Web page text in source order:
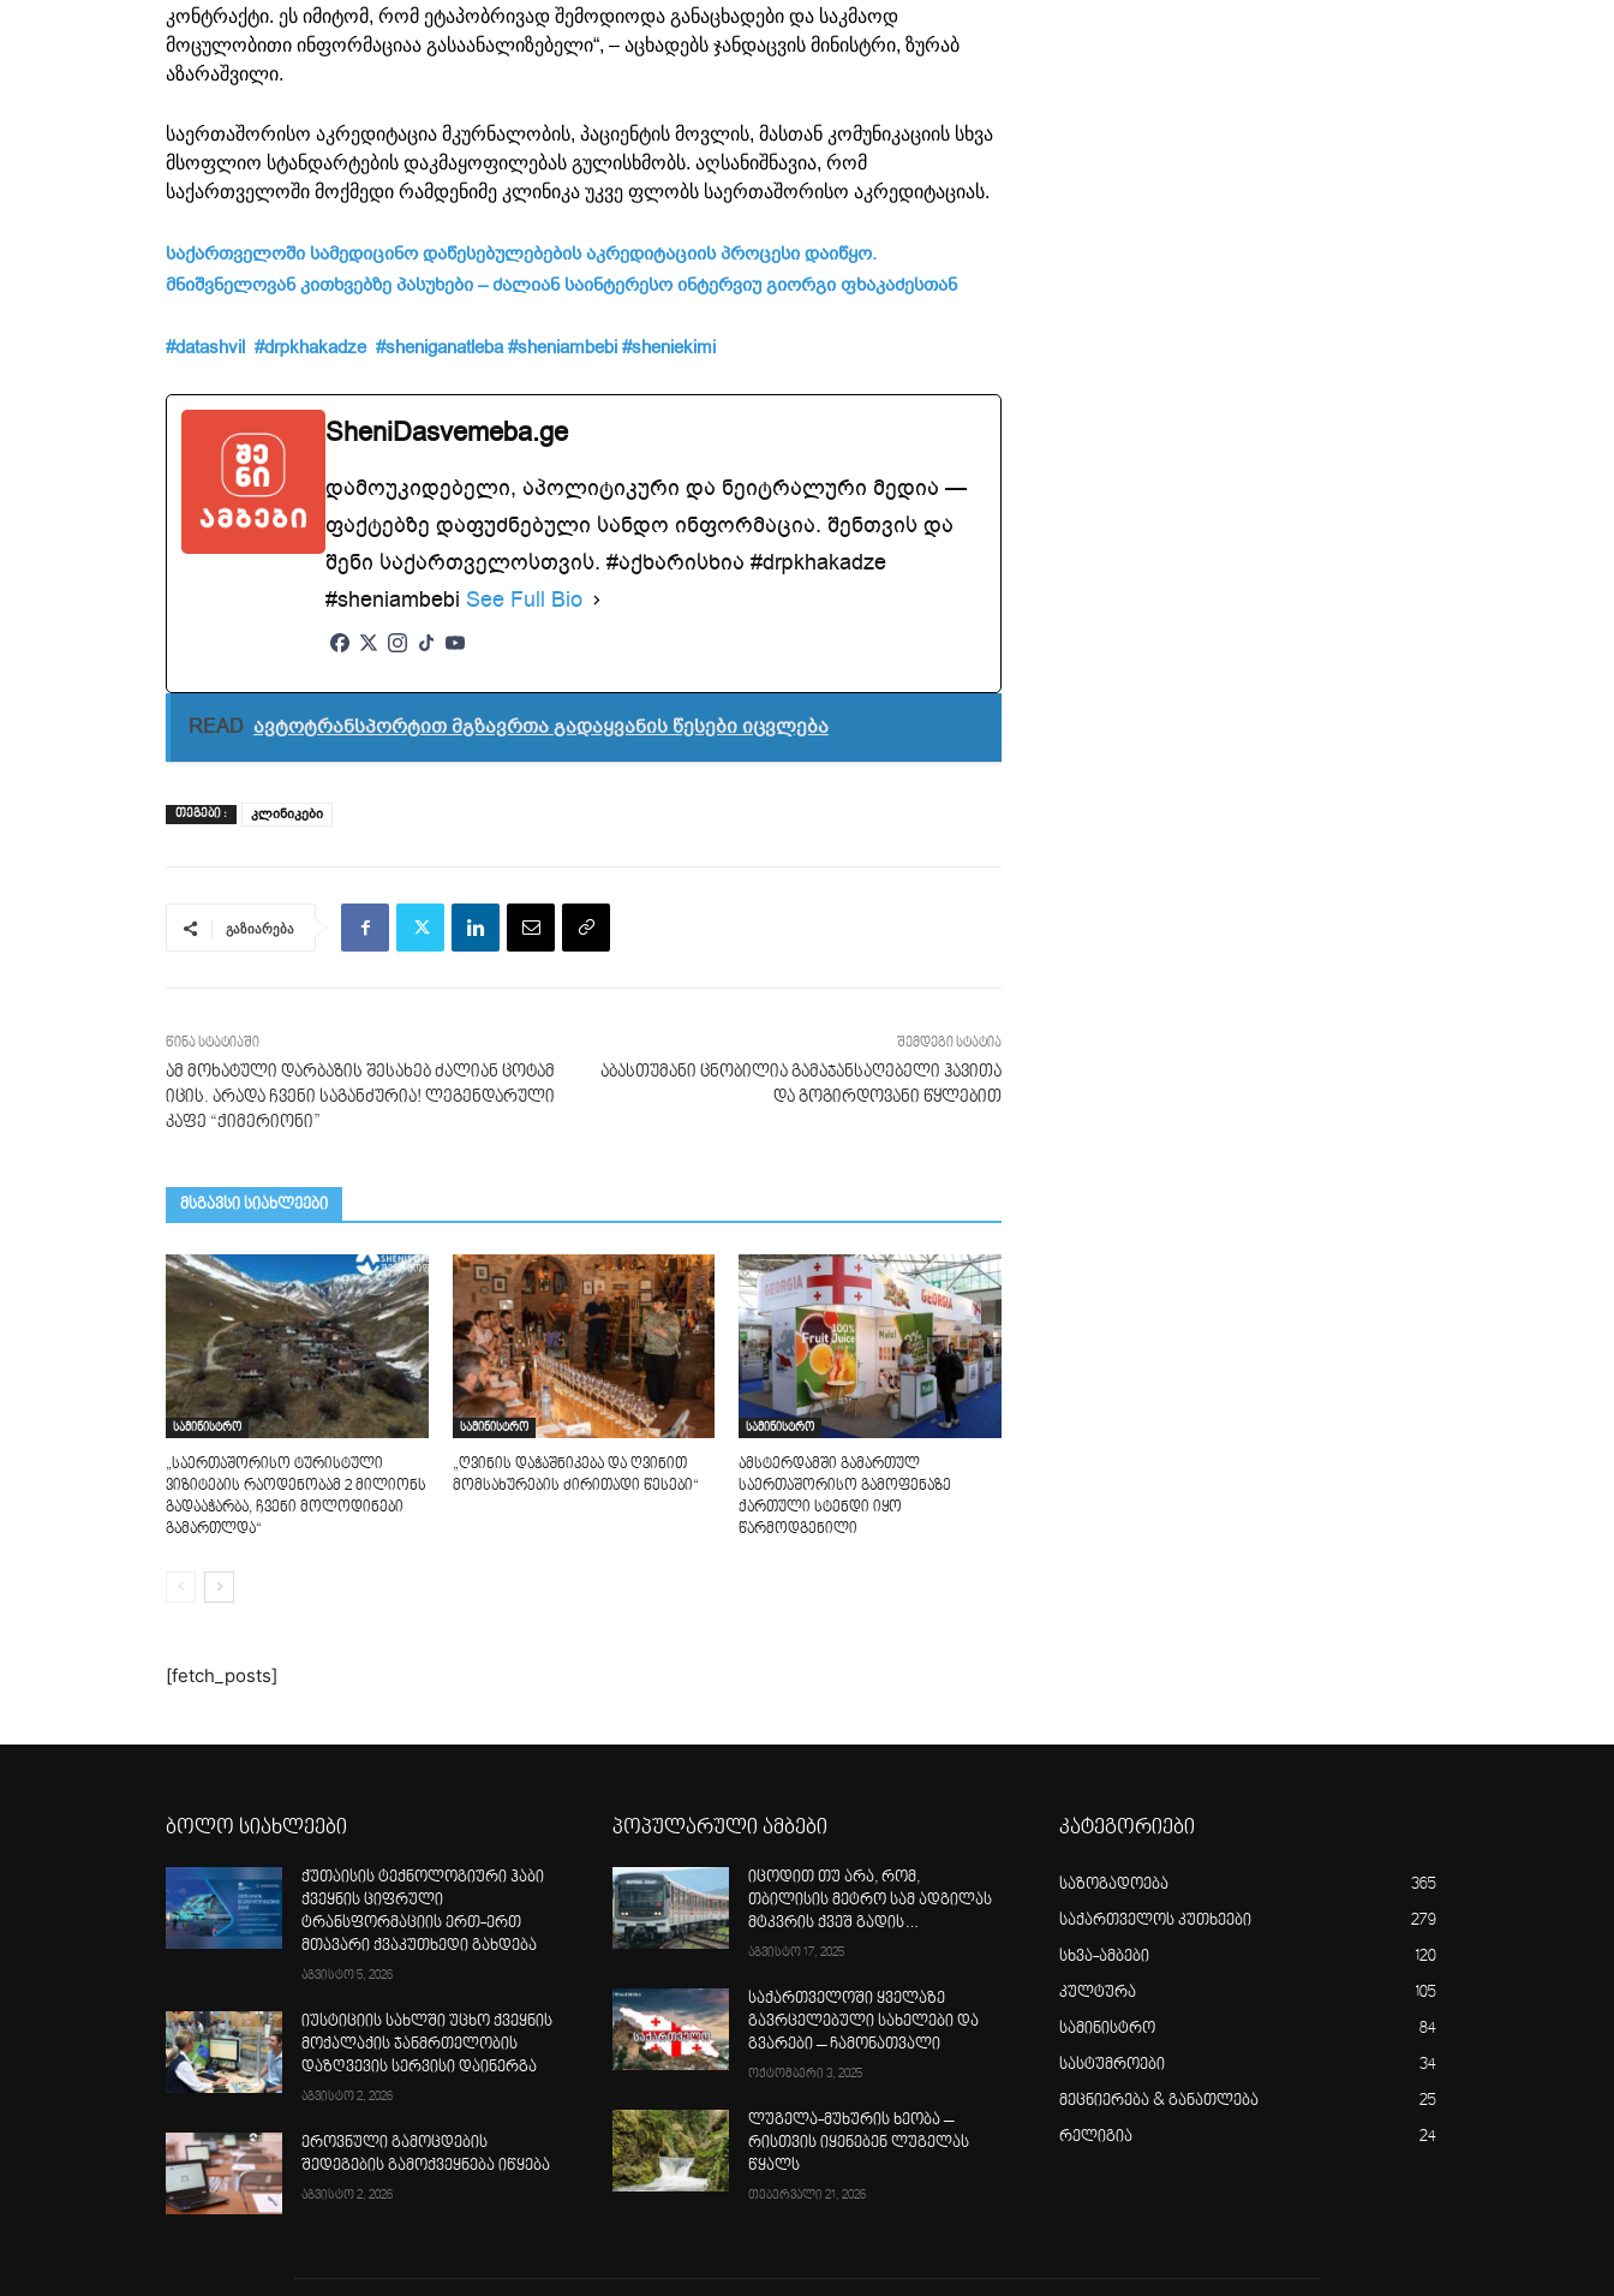
კონტრაქტი. ეს იმიტომ, რომ ეტაპობრივად შემოდიოდა განაცხადები და საკმაოდ
მოცულობითი ინფორმაციაა გასაანალიზებელი“, – აცხადებს ჯანდაცვის მინისტრი, ზურაბ
აზარაშვილი.
საერთაშორისო აკრედიტაცია მკურნალობის, პაციენტის მოვლის, მასთან კომუნიკაციის სხვა
მსოფლიო სტანდარტების დაკმაყოფილებას გულისხმობს. აღსანიშნავია, რომ
საქართველოში მოქმედი რამდენიმე კლინიკა უკვე ფლობს საერთაშორისო აკრედიტაციას.
საქართველოში სამედიცინოდაწესებულებებისაკრედიტაციისპროცესი დაიწყო.
მნიშვნელოვანკითხვებზე პასუხები –ძალიან საინტერესოინტერვიუ გიორგი ფხაკაძესთან
#datashvil #drpkhakadze #sheniganatleba #sheniambebi #sheniekimi
SheniDasvemeba.ge
დამოუკიდებელი, აპოლიტიკური და ნეიტრალური მედია —
ფაქტებზე დაფუძნებული სანდო ინფორმაცია. შენთვის და
შენი საქართველოსთვის. #აქხარისხია #drpkhakadze
#sheniambebi See Full Bio
READ ავტოტრანსპორტით მგზავრთა გადაყვანის წესები იცვლება
ᲗᲔᲒᲔᲑᲘ : კლინიკები
გაზიარება
წინა სტატიაში
ამ მოხატული დარბაზის შესახებ ძალიან ცოტამ
იცის. არადა ჩვენი საგანძურია! ლეგენდარული
კაფე “ქიმერიონი”
შემდეგი სტატია
აბასთუმანი ცნობილია გამაჯანსაღებელი ჰავითა
და გოგირდოვანი წყლებით
მსგავსი სიახლეები
სამინისტრო
„საერთაშორისო ტურისტული
ვიზიტების რაოდენობამ 2 მილიონს
გადააჭარბა, ჩვენი მოლოდინები
გამართლდა“
სამინისტრო
„ღვინის დაჭაშნიკება და ღვინით
მომსახურების ძირითადი წესები“
სამინისტრო
ამსტერდამში გამართულ
საერთაშორისო გამოფენაზე
ქართული სტენდი იყო
წარმოდგენილი
[fetch_posts]
ბოლო სიახლეები
ქუთაისის ტექნოლოგიური ჰაბი
ქვეყნის ციფრული
ტრანსფორმაციის ერთ-ერთ
მთავარი ქვაკუთხედი გახდება
აგვისტო 5, 2026
იუსტიციის სახლში უცხო ქვეყნის
მოქალაქის ჯანმრთელობის
დაზღვევის სერვისი დაინერგა
აგვისტო 2, 2026
ეროვნული გამოცდების
შედეგების გამოქვეყნება იწყება
აგვისტო 2, 2026
პოპულარული ამბები
იცოდით თუ არა, რომ,
თბილისის მეტრო სამ ადგილას
მტკვრის ქვეშ გადის…
აგვისტო 17, 2025
საქართველოში ყველაზე
გავრცელებული სახელები და
გვარები – ჩამონათვალი
ოქტომბერი 3, 2025
ლუგელა-მუხურის ხეობა –
რისთვის იყენებენ ლუგელას
წყალს
თებერვალი 21, 2026
კატეგორიები
საზოგადოება 365
საქართველოს კუთხეები 279
სხვა-ამბები 120
კულტურა 105
სამინისტრო 84
სასტუმროები 34
მეცნიერება & განათლება 25
რელიგია 24